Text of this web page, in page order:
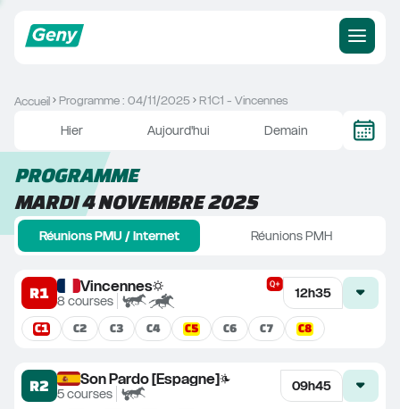
Accueil Programme : 04/11/2025 R1C1 - Vincennes
Hier Aujourd'hui Demain
PROGRAMME
MARDI 4 NOVEMBRE 2025
Réunions PMU / Internet Réunions PMH
R1 Vincennes
8 courses 12h35
C1 C2 C3 C4 C5 C6 C7 C8
R2 Son Pardo [Espagne]
5courses 09h45